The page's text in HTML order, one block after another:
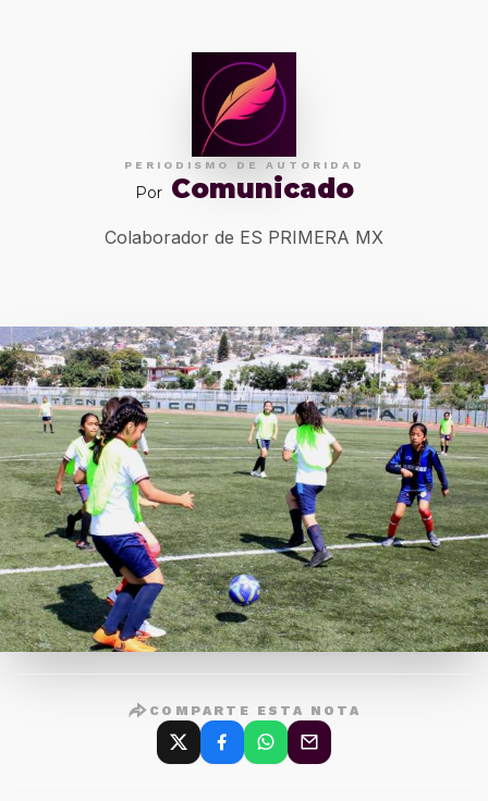
PERIODISMO DE AUTORIDAD
Por Comunicado
Colaborador de ES PRIMERA MX
COMPARTE ESTA NOTA